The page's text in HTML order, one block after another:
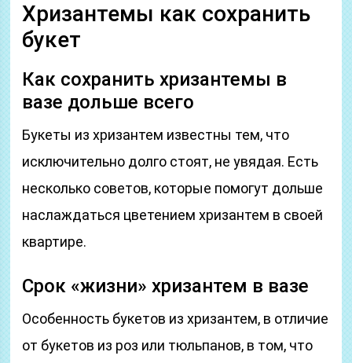
Хризантемы как сохранить
букет
Как сохранить хризантемы в
вазе дольше всего
Букеты из хризантем известны тем, что
исключительно долго стоят, не увядая. Есть
несколько советов, которые помогут дольше
наслаждаться цветением хризантем в своей
квартире.
Срок «жизни» хризантем в вазе
Особенность букетов из хризантем, в отличие
от букетов из роз или тюльпанов, в том, что